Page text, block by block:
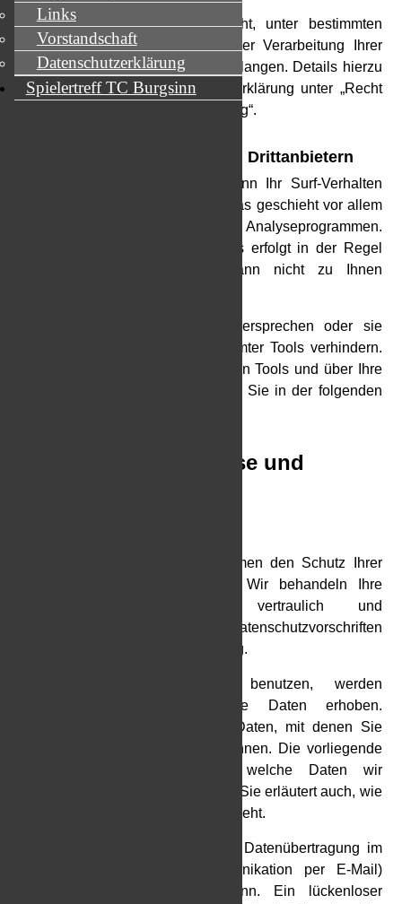
Außerdem haben Sie das Recht, unter bestimmten
Umständen die Einschränkung der Verarbeitung Ihrer
personenbezogenen Daten zu verlangen. Details hierzu
entnehmen Sie der Datenschutzerklärung unter „Recht
auf Einschränkung der Verarbeitung“.
Analyse-Tools und Tools von Drittanbietern
Beim Besuch dieser Website kann Ihr Surf-Verhalten
statistisch ausgewertet werden. Das geschieht vor allem
mit Cookies und mit sogenannten Analyseprogrammen.
Die Analyse Ihres Surf-Verhaltens erfolgt in der Regel
anonym; das Surf-Verhalten kann nicht zu Ihnen
Sie können dieser Analyse widersprechen oder sie
durch die Nichtbenutzung bestimmter Tools verhindern.
Detaillierte Informationen zu diesen Tools und über Ihre
Widerspruchsmöglichkeiten finden Sie in der folgenden
2. Allgemeine Hinweise und
Die Betreiber dieser Seiten nehmen den Schutz Ihrer
persönlichen Daten sehr ernst. Wir behandeln Ihre
personenbezogenen Daten vertraulich und
entsprechend der gesetzlichen Datenschutzvorschriften
sowie dieser Datenschutzerklärung.
Wenn Sie diese Website benutzen, werden
verschiedene personenbezogene Daten erhoben.
Personenbezogene Daten sind Daten, mit denen Sie
persönlich identifiziert werden können. Die vorliegende
Datenschutzerklärung erläutert, welche Daten wir
erheben und wofür wir sie nutzen. Sie erläutert auch, wie
und zu welchem Zweck das geschieht.
Wir weisen darauf hin, dass die Datenübertragung im
Internet (z. B. bei der Kommunikation per E-Mail)
Sicherheitslücken aufweisen kann. Ein lückenloser
Links
Vorstandschaft
Datenschutzerklärung
Spielertreff TC Burgsinn